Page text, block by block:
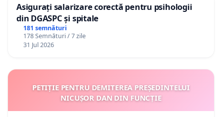
Asigurați salarizare corectă pentru psihologii
din DGASPC și spitale
181 semnături
178 Semnături / 7 zile
31 Jul 2026
PETIȚIE PENTRU DEMITEREA PREȘEDINTELUI
NICUȘOR DAN DIN FUNCȚIE